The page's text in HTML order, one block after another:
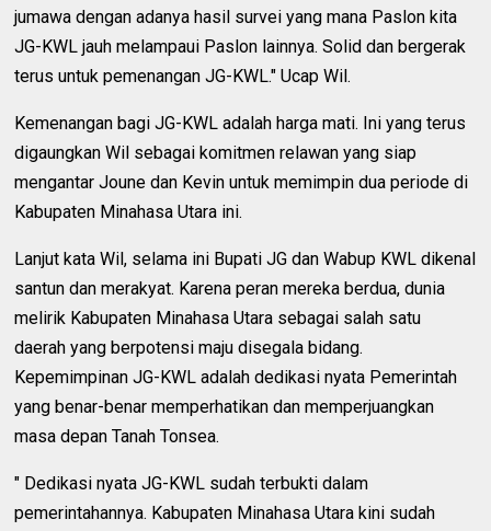
jumawa dengan adanya hasil survei yang mana Paslon kita
JG-KWL jauh melampaui Paslon lainnya. Solid dan bergerak
terus untuk pemenangan JG-KWL." Ucap Wil.
Kemenangan bagi JG-KWL adalah harga mati. Ini yang terus
digaungkan Wil sebagai komitmen relawan yang siap
mengantar Joune dan Kevin untuk memimpin dua periode di
Kabupaten Minahasa Utara ini.
Lanjut kata Wil, selama ini Bupati JG dan Wabup KWL dikenal
santun dan merakyat. Karena peran mereka berdua, dunia
melirik Kabupaten Minahasa Utara sebagai salah satu
daerah yang berpotensi maju disegala bidang.
Kepemimpinan JG-KWL adalah dedikasi nyata Pemerintah
yang benar-benar memperhatikan dan memperjuangkan
masa depan Tanah Tonsea.
" Dedikasi nyata JG-KWL sudah terbukti dalam
pemerintahannya. Kabupaten Minahasa Utara kini sudah